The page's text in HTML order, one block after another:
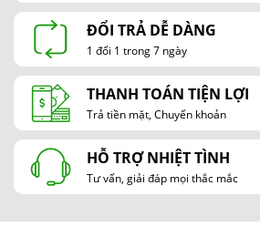
HẢI DƯƠNG
NGHỆ AN
HẢI PHÒNG
ĐỔI TRẢ DỄ DÀNG
1 đổi 1 trong 7 ngày
THANH TOÁN TIỆN LỢI
Trả tiền mặt, Chuyển khoản
HỖ TRỢ NHIỆT TÌNH
Tư vấn, giải đáp mọi thắc mắc